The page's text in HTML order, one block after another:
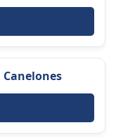
Canelones